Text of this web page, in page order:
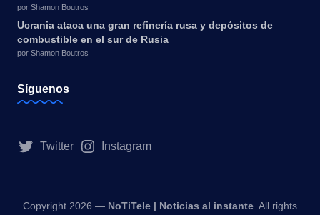
por Shamon Boutros
Ucrania ataca una gran refinería rusa y depósitos de
combustible en el sur de Rusia
por Shamon Boutros
Síguenos
Twitter Instagram
Copyright 2026 — NoTiTele | Noticias al instante. All rights